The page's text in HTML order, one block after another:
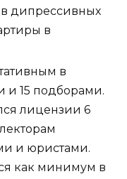
дипрессивных
в
в
и 15 подборами.
лицензии 6
и юристами.
как минимум в